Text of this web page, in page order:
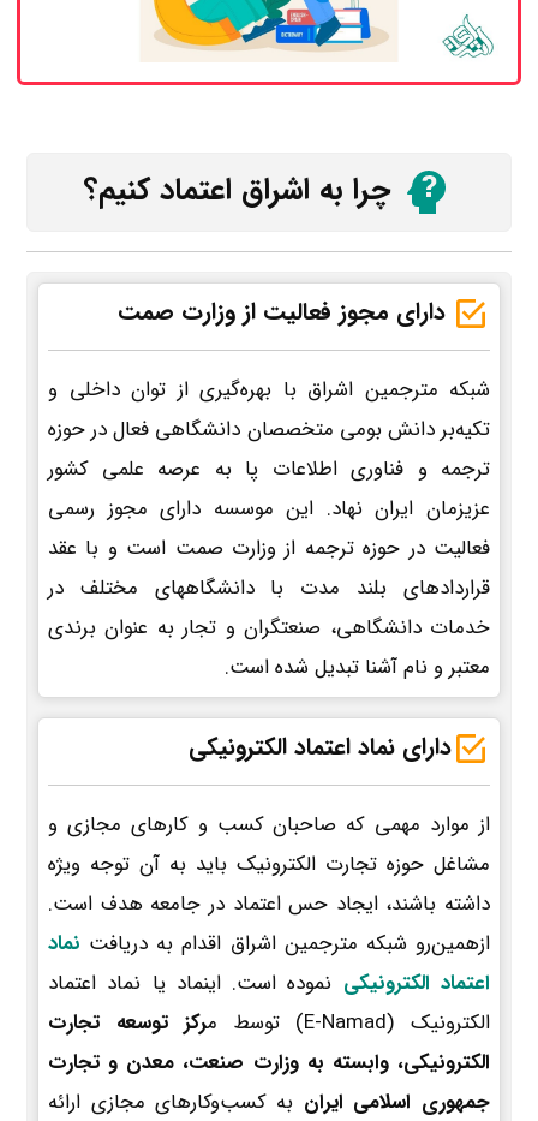
چرا به اشراق اعتماد کنیم؟
دارای مجوز فعالیت از وزارت صمت
شبکه مترجمین اشراق با بهره‌گیری از توان داخلی و
تکیه‌بر دانش بومی متخصصان دانشگاهی فعال در حوزه
ترجمه و فناوری اطلاعات پا به عرصه علمی کشور
عزیزمان ایران نهاد. این موسسه دارای مجوز رسمی
فعالیت در حوزه ترجمه از وزارت صمت است و با عقد
قراردادهای بلند مدت با دانشگاههای مختلف در
خدمات دانشگاهی، صنعتگران و تجار به عنوان برندی
معتبر و نام آشنا تبدیل شده است.
دارای نماد اعتماد الکترونیکی
از موارد مهمی که صاحبان کسب و کارهای مجازی و
مشاغل حوزه تجارت الکترونیک باید به آن توجه ویژه
داشته باشند، ایجاد حس اعتماد در جامعه هدف است.
ازهمین‌رو شبکه مترجمین اشراق اقدام به دریافت نماد
اعتماد الکترونیکی نموده است. اینماد یا نماد اعتماد
الکترونیک (E-Namad) توسط م
رکز توسعه تجارت
الکترونیکی، وابسته به وزارت صنعت، معدن و تجارت
جمهوری اسلامی ایران به کسب‌وکارهای مجازی ارائه